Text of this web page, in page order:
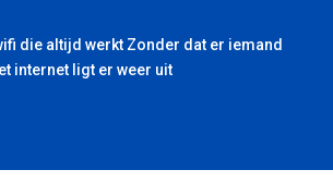
die altijd werkt Zonder dat er iemand
internet ligt er weer uit